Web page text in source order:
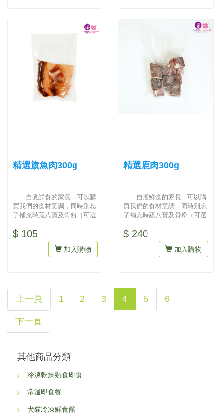
精選旗魚肉300g
自煮鮮食的家長，可以購
買我們的食材烹調，同時別忘
了補充時蔬八寶及骨粉（可選
均衡...
$ 105
加入購物
精選鹿肉300g
自煮鮮食的家長，可以購
買我們的食材烹調，同時別忘
了補充時蔬八寶及骨粉（可選
均衡...
$ 240
加入購物
上一頁 1 2 3 4 5 6
下一頁
其他商品分類
冷凍乾燥熟食即食
常溫即食餐
犬貓冷凍鮮食館